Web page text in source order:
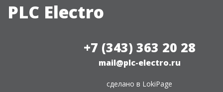
PLC Electro
+7 (343) 363 20 28
mail@plc-electro.ru
сделано в LokiPage